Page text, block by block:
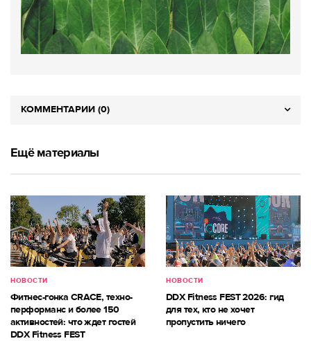
КОММЕНТАРИИ (0)
Ещё материалы
НОВОСТИ
Фитнес-гонка CRACE, техно-
перформанс и более 150
активностей: что ждет гостей
DDX Fitness FEST
НОВОСТИ
DDX Fitness FEST 2026: гид
для тех, кто не хочет
пропустить ничего